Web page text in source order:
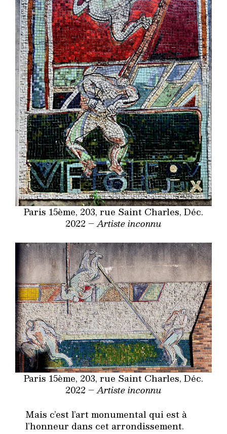
Paris 15ème, 203, rue Saint Charles, Déc.
2022 –Artiste inconnu
Paris 15ème, 203, rue Saint Charles, Déc.
2022 –Artiste inconnu
Mais c’est l’art monumental qui est à
l’honneur dans cet arrondissement.